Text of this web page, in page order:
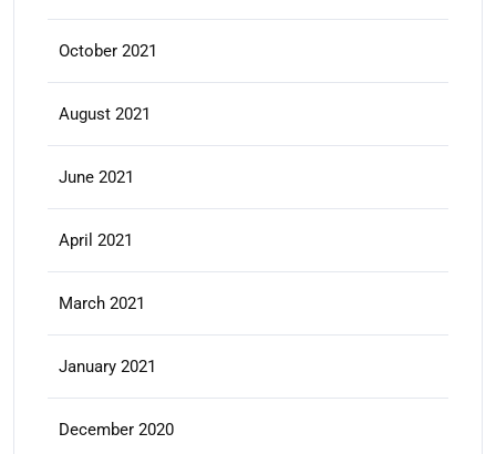
October 2021
August 2021
June 2021
April 2021
March 2021
January 2021
December 2020